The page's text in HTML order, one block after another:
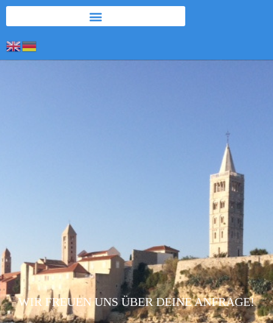
WIR FREUEN UNS ÜBER DEINE ANFRAGE!